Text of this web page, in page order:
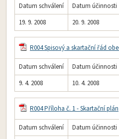
Datum schválení Datum účinnosti
19. 9. 2008
20. 9. 2008
R004 Spisový a skartační řád
Datum schválení Datum účinnosti
9. 4. 2008
10. 4. 2008
R004 Příloha č. 1 - Skartační plán
Datum schválení Datum účinnosti